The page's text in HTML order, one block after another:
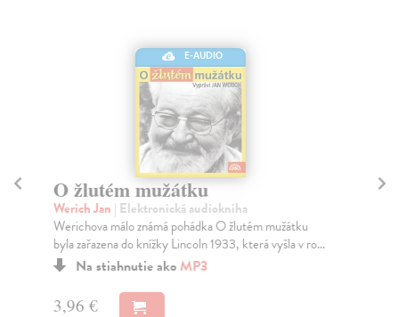
E-AUDIO
O žlutém mužátku
Werich Jan | Elektronická audiokniha
Werichova málo známá pohádka O žlutém mužátku
byla zařazena do knížky Lincoln 1933, která vyšla v ro...
Na stiahnutie akoMP3
3,96 €